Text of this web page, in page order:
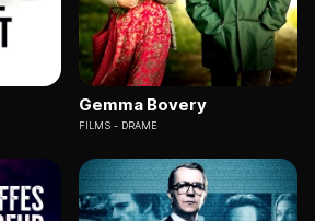
Gemma Bovery
FILMS DRAME